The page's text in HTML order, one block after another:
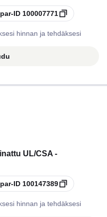
ID 100007771
hinnan ja tehdäksesi
UL/CSA -
ID 100147389
hinnan ja tehdäksesi